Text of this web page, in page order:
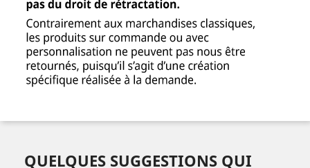
QUELQUES SUGGESTIONS QUI